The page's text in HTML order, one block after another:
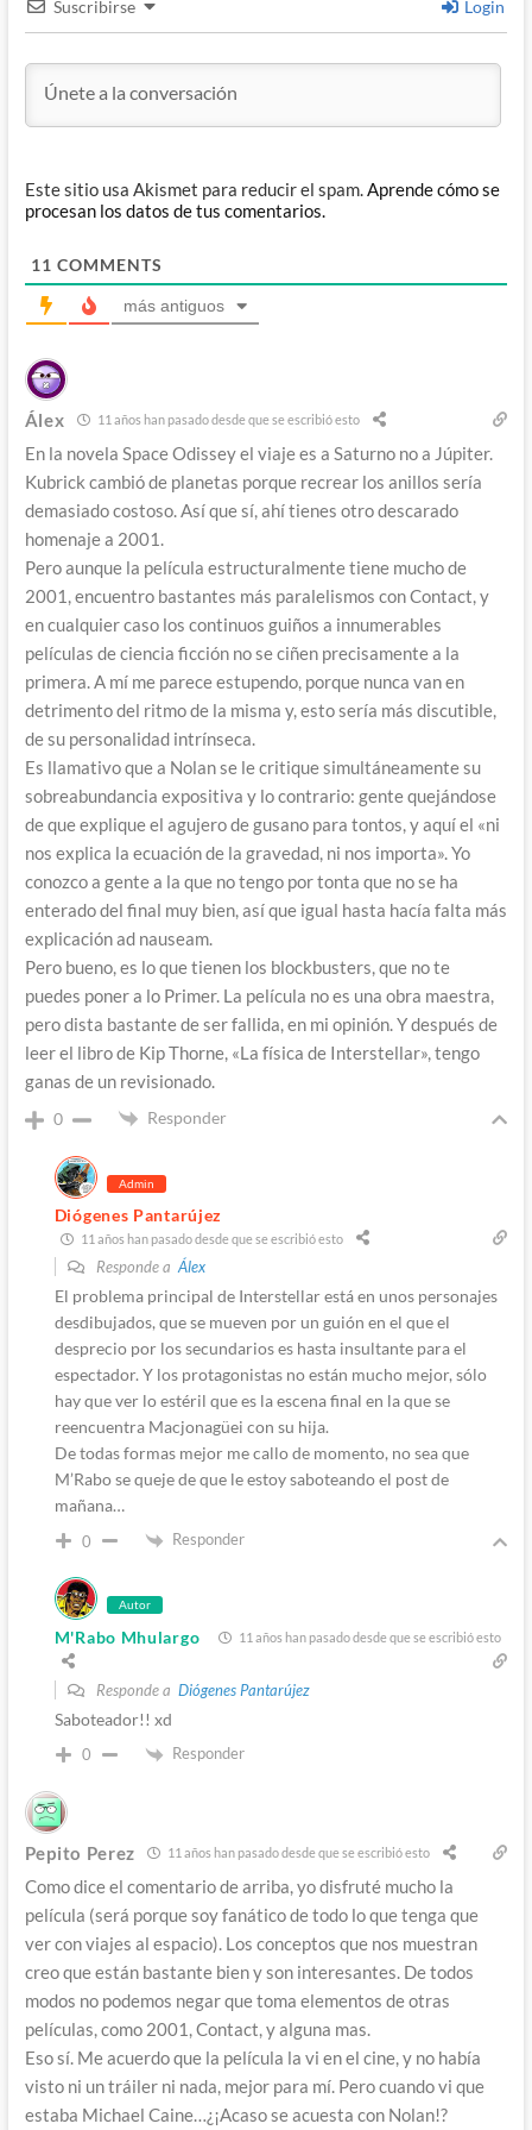
Suscribirse Login
Este sitio usa Akismet para reducir el spam.Aprende cómo se
procesan los datos de tus comentarios.
11 COMMENTS
más antiguos
Álex 11 años han pasado desde que se escribió esto
En la novela Space Odissey el viaje es a Saturno no a Júpiter.
Kubrick cambió de planetas porque recrear los anillos sería
demasiado costoso. Así que sí, ahí tienes otro descarado
homenaje a 2001.
Pero aunque la película estructuralmente tiene mucho de
2001, encuentro bastantes más paralelismos con Contact, y
en cualquier caso los continuos guiños a innumerables
películas de ciencia ficción no se ciñen precisamente a la
primera. A mí me parece estupendo, porque nunca van en
detrimento del ritmo de la misma y, esto sería más discutible,
de su personalidad intrínseca.
Es llamativo que a Nolan se le critique simultáneamente su
sobreabundancia expositiva y lo contrario: gente quejándose
de que explique el agujero de gusano para tontos, y aquí el «ni
nos explica la ecuación de la gravedad, ni nos importa». Yo
conozco a gente a la que no tengo por tonta que no se ha
enterado del final muy bien, así que igual hasta hacía falta más
explicación ad nauseam.
Pero bueno, es lo que tienen los blockbusters, que no te
puedes poner a lo Primer. La película no es una obra maestra,
pero dista bastante de ser fallida, en mi opinión. Y después de
leer el libro de Kip Thorne, «La física de Interstellar», tengo
ganas de un revisionado.
0 Responder
Admin
Diógenes Pantarújez
11 años han pasado desde que se escribió esto
Responde aÁlex
El problema principal de Interstellar está en unos personajes
desdibujados, que se mueven por un guión en el que el
desprecio por los secundarios es hasta insultante para el
espectador. Y los protagonistas no están mucho mejor, sólo
hay que ver lo estéril que es la escena final en la que se
reencuentra Macjonagüei con su hija.
De todas formas mejor me callo de momento, no sea que
M’Rabo se queje de que le estoy saboteando el post de
mañana…
0 Responder
Autor
M'Rabo Mhulargo 11 años han pasado desde que se escribió esto
Responde a Diógenes Pantarújez
Saboteador!! xd
0 Responder
Pepito Perez 11 años han pasado desde que se escribió esto
Como dice el comentario de arriba, yo disfruté mucho la
película (será porque soy fanático de todo lo que tenga que
ver con viajes al espacio). Los conceptos que nos muestran
creo que están bastante bien y son interesantes. De todos
modos no podemos negar que toma elementos de otras
películas, como 2001, Contact, y alguna mas.
Eso sí. Me acuerdo que la película la vi en el cine, y no había
visto ni un tráiler ni nada, mejor para mí. Pero cuando vi que
estaba Michael Caine…¿¡Acaso se acuesta con Nolan!?